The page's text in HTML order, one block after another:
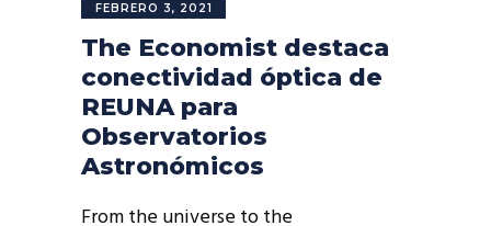
FEBRERO 3, 2021
The Economist destaca
conectividad óptica de
REUNA para
Observatorios
Astronómicos
From the universe to the